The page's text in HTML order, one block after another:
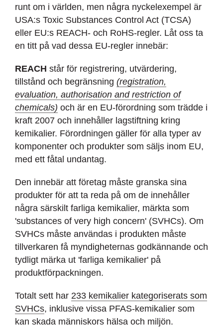
runt om i världen, men några nyckelexempel är
USA:s Toxic Substances Control Act (TCSA)
eller EU:s REACH- och RoHS-regler. Låt oss ta
en titt på vad dessa EU-regler innebär:
REACH står för registrering, utvärdering,
tillstånd och begränsning (registration,
evaluation, authorisation and restriction of
chemicals) och är en EU-förordning som trädde i
kraft 2007 och innehåller lagstiftning kring
kemikalier. Förordningen gäller för alla typer av
komponenter och produkter som säljs inom EU,
med ett fåtal undantag.
Den innebär att företag måste granska sina
produkter för att ta reda på om de innehåller
några särskilt farliga kemikalier, märkta som
'substances of very high concern' (SVHCs). Om
SVHCs måste användas i produkten måste
tillverkaren få myndigheternas godkännande och
tydligt märka ut 'farliga kemikalier' på
produktförpackningen.
Totalt sett har 233 kemikalier kategoriserats som
SVHCs, inklusive vissa PFAS-kemikalier som
kan skada människors hälsa och miljön.